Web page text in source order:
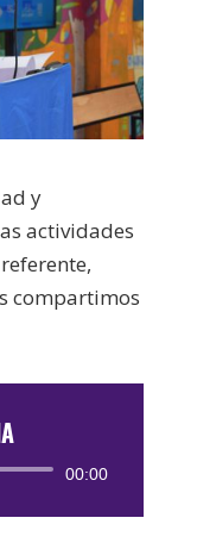
y
actividades
compartimos
00:00